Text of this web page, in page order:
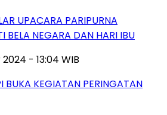
UPACARA PARIPURNA
BELA NEGARA DAN HARI IBU
- 13:04 WIB
BUKA KEGIATAN PERINGATAN